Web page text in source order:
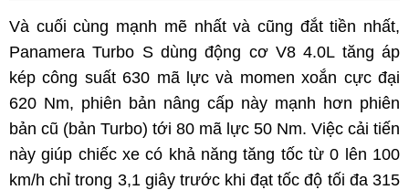
Và cuối cùng mạnh mẽ nhất và cũng đắt tiền nhất,
Panamera Turbo S dùng động cơ V8 4.0L tăng áp
kép công suất 630 mã lực và momen xoắn cực đại
620 Nm, phiên bản nâng cấp này mạnh hơn phiên
bản cũ (bản Turbo) tới 80 mã lực 50 Nm. Việc cải tiến
này giúp chiếc xe có khả năng tăng tốc từ 0 lên 100
km/h chỉ trong 3,1 giây trước khi đạt tốc độ tối đa 315